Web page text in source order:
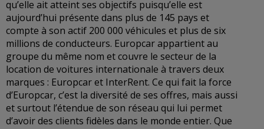
qu’elle ait atteint ses objectifs puisqu’elle est
aujourd’hui présente dans plus de 145 pays et
compte à son actif 200 000 véhicules et plus de six
millions de conducteurs. Europcar appartient au
groupe du même nom et couvre le secteur de la
location de voitures internationale à travers deux
marques : Europcar et InterRent. Ce qui fait la force
d’Europcar, c’est la diversité de ses offres, mais aussi
et surtout l’étendue de son réseau qui lui permet
d’avoir des clients fidèles dans le monde entier. Que